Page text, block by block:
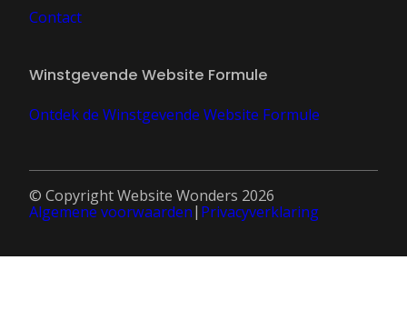
Contact
Winstgevende Website Formule
Ontdek de Winstgevende Website Formule
© Copyright Website Wonders 2026
Algemene voorwaarden Privacyverklaring